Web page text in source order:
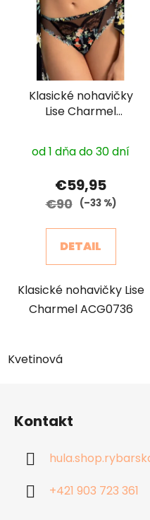
Klasické nohavičky
Lise Charmel
od 1 dňa do 30 dní
€59,95
€90 (–33 %)
DETAIL
Klasické nohavičky Lise
Charmel ACG0736
Kvetinová
Kontakt
+421 903 723 361